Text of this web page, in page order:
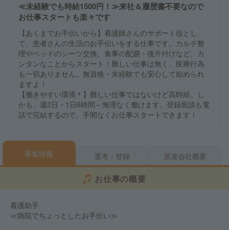
≪未経験でも時給1500円！≫来社＆履歴書不要なので
お仕事スタートも楽々です
【あくまでお手伝いから】看護師さんのサポート役とし
て、患者さんの生活のお手伝いをする仕事です。カルテ整
理やベッドのシーツ交換、食事の配膳・後片付けなど、カ
ンタンなことからスタート！難しい仕事は無く、医療行為
も一切ありません。無資格・未経験でも安心して始められ
ますよ！
【働きやすい環境＊】難しい仕事ではないけど高時給。し
かも、週2日・1日6時間～無理なく働けます。登録面談も電
話で完結するので、手間なくお仕事スタートできます！
募集情報 選考・登録 派遣会社概要
お仕事の概要
看護助手
≪病院でちょっとしたお手伝い≫